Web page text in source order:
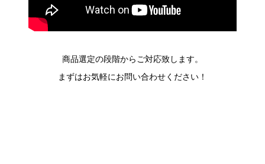
商品選定の段階からご対応致します。
まずはお気軽にお問い合わせください！